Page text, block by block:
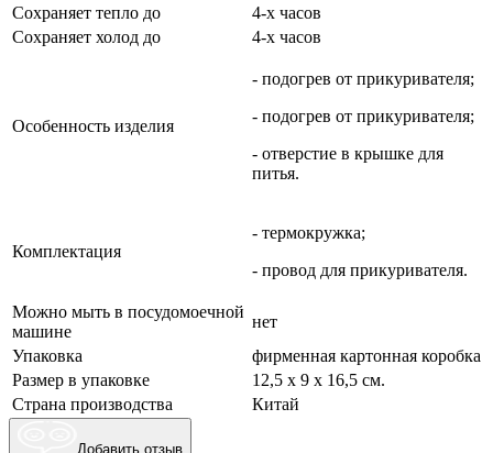
Сохраняет тепло до
4-х часов
Сохраняет холод до
4-х часов
Особенность изделия
- подогрев от прикуривателя;
- подогрев от прикуривателя;
- отверстие в крышке для
питья.
Комплектация
- термокружка;
- провод для прикуривателя.
Можно мыть в посудомоечной
машине
нет
Упаковка
фирменная картонная коробка
Размер в упаковке
12,5 х 9 х 16,5 см.
Страна производства
Китай
Добавить отзыв